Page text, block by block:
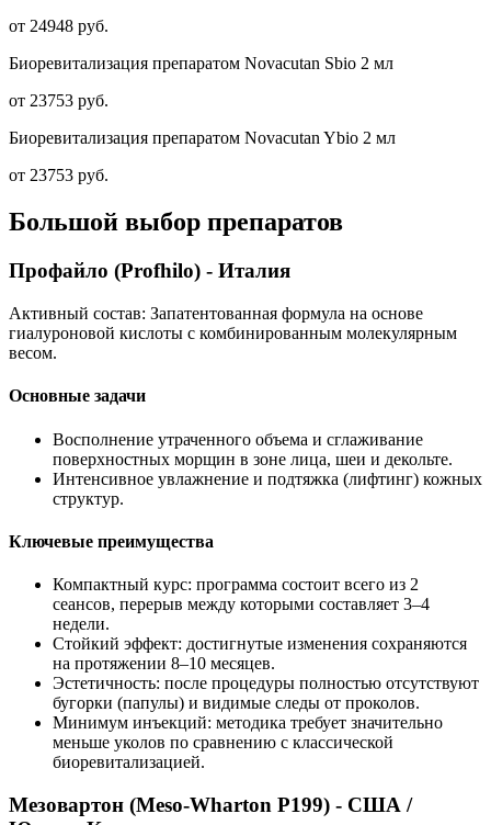
от 24948 руб.
Биоревитализация препаратом Novacutan Sbio 2 мл
от 23753 руб.
Биоревитализация препаратом Novacutan Ybio 2 мл
от 23753 руб.
Большой выбор препаратов
Профайло (Profhilo) - Италия
Активный состав: Запатентованная формула на основе
гиалуроновой кислоты с комбинированным молекулярным
весом.
Основные задачи
Восполнение утраченного объема и сглаживание
поверхностных морщин в зоне лица, шеи и декольте.
Интенсивное увлажнение и подтяжка (лифтинг) кожных
структур.
Ключевые преимущества
Компактный курс: программа состоит всего из 2
сеансов, перерыв между которыми составляет 3–4
недели.
Стойкий эффект: достигнутые изменения сохраняются
на протяжении 8–10 месяцев.
Эстетичность: после процедуры полностью отсутствуют
бугорки (папулы) и видимые следы от проколов.
Минимум инъекций: методика требует значительно
меньше уколов по сравнению с классической
биоревитализацией.
Мезовартон (Meso-Wharton P199) - США /